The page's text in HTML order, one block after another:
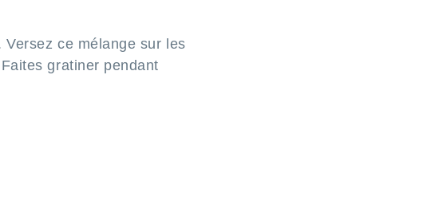
ce mélange sur les
gratiner pendant